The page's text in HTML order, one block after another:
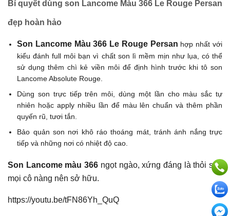
Bí quyết dùng son Lancome Màu 366 Le Rouge Persan
đẹp hoàn hảo
Son Lancome Màu 366 Le Rouge Persan hợp nhất với
kiểu đánh full môi bạn vì chất son lì mềm mịn như lụa, có thể
sử dụng thêm chì kẻ viền môi để định hình trước khi tô son
Lancome Absolute Rouge.
Dùng son trực tiếp trên môi, dùng một lần cho màu sắc tự
nhiên hoặc apply nhiều lần để màu lên chuẩn và thêm phần
quyến rũ, tươi tắn.
Bảo quản son nơi khô ráo thoáng mát, tránh ánh nắng trực
tiếp và những nơi có nhiệt độ cao.
Son Lancome màu 366 ngọt ngào, xứng đáng là thỏi son
mọi cô nàng nên sở hữu.
https://youtu.be/tFN86Yh_QuQ